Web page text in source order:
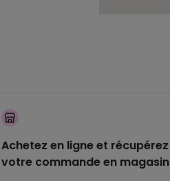
Achetez en ligne et récupérez
votre commande en magasin